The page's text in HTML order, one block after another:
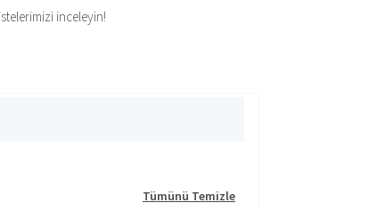
inceleyin!
Tümünü Temizle